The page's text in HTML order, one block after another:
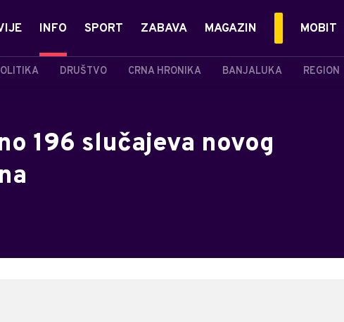
INFO
DRUŠTVO CRNA HRONIKA BANJALUKA REGION
SPORT ZABAVA MAGAZIN MOBIT
196 slučajeva novog